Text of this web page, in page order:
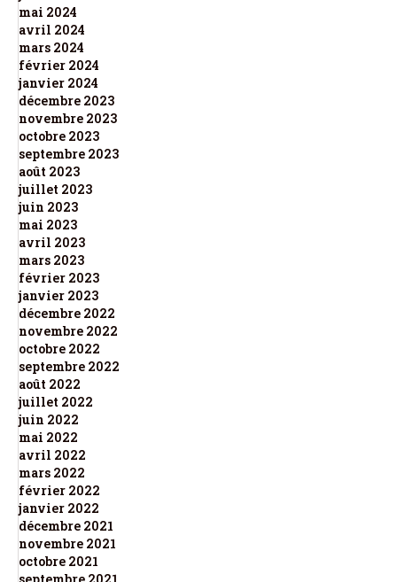
mai 2024
avril 2024
mars 2024
février 2024
janvier 2024
décembre 2023
novembre 2023
octobre 2023
septembre 2023
août 2023
juillet 2023
juin 2023
mai 2023
avril 2023
mars 2023
février 2023
janvier 2023
décembre 2022
novembre 2022
octobre 2022
septembre 2022
août 2022
juillet 2022
juin 2022
mai 2022
avril 2022
mars 2022
février 2022
janvier 2022
décembre 2021
novembre 2021
octobre 2021